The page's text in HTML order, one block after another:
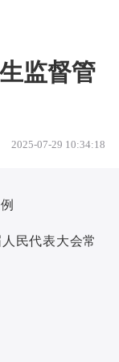
监督管
2025-07-29 10:34:18
民代表大会常